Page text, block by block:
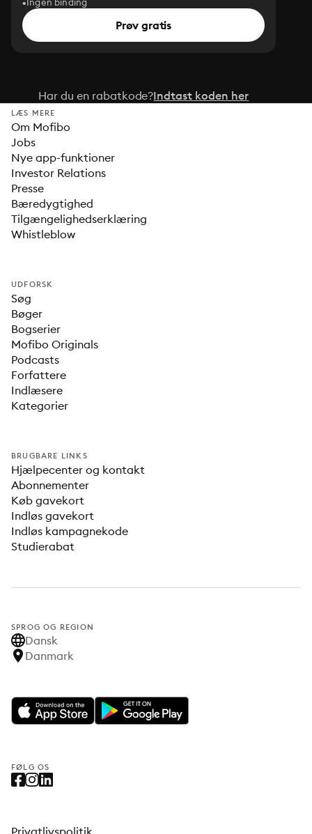
Prøv gratis
Har du en rabatkode?Indtast koden her
LÆS MERE
Om Mofibo
Jobs
Nye app-funktioner
Investor Relations
Presse
Bæredygtighed
Tilgængelighedserklæring
Whistleblow
UDFORSK
Søg
Bøger
Bogserier
Mofibo Originals
Podcasts
Forfattere
Indlæsere
Kategorier
BRUGBARE LINKS
Hjælpecenter og kontakt
Abonnementer
Køb gavekort
Indløs gavekort
Indløs kampagnekode
Studierabat
SPROG OG REGION
Dansk
Danmark
FØLG OS
Privatlivspolitik